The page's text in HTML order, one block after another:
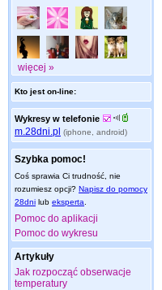
więcej »
Kto jest on-line:
Wykresy w telefonie
m.28dni.pl (iphone, android)
Szybka pomoc!
Coś sprawia Ci trudność, nie
rozumiesz opcji? Napisz do pomocy
28dni lub eksperta
Pomoc do aplikacji
Pomoc do wykresu
Artykuły
Jak rozpocząć obserwacje
temperatury